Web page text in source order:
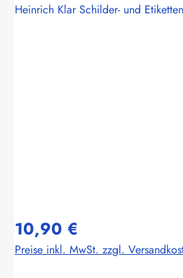
Heinrich Klar Schilder- und
10,90 €
Preise inkl. MwSt. zzgl.